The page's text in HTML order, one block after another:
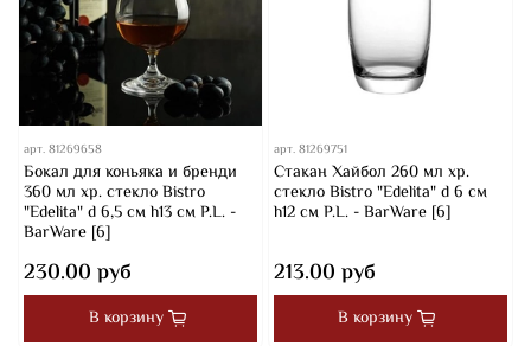
арт.81269658
Бокал для коньяка и бренди
360 мл хр. стекло Bistro
"Edelita" d 6,5 см h13 см P.L. -
BarWare [6]
230.00 руб
В корзину
арт.81269751
Стакан Хайбол 260 мл хр.
стекло Bistro "Edelita" d 6 см
h12 см P.L. - BarWare [6]
213.00 руб
В корзину